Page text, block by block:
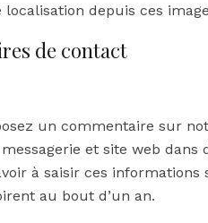
localisation depuis ces
de contact
un commentaire sur
et site web
à saisir ces
au bout d’un an.